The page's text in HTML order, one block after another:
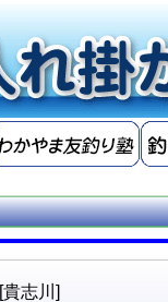
[貴志川]